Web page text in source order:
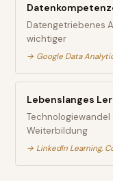
Datengetriebenes
wichtiger
→ Google Data
Lebenslanges
Weiterbildung
→ LinkedIn Learning,